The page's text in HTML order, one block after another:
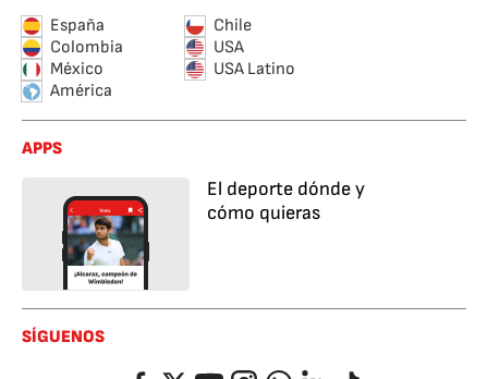
España
Chile
Colombia
USA
México
USA Latino
América
APPS
El deporte dónde y
cómo quieras
SÍGUENOS
FacebookTwitterYouTubeInstagramWhatsappLinkedIn
TikTok